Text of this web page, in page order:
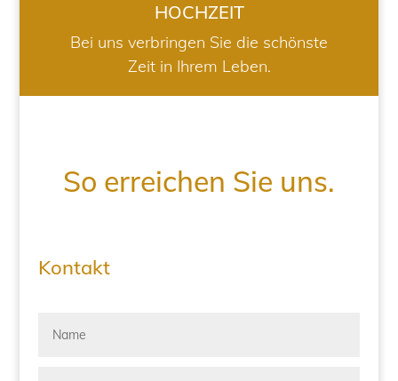
HOCHZEIT
Bei uns verbringen Sie die schönste
Zeit in Ihrem Leben.
So erreichen Sie uns.
Kontakt